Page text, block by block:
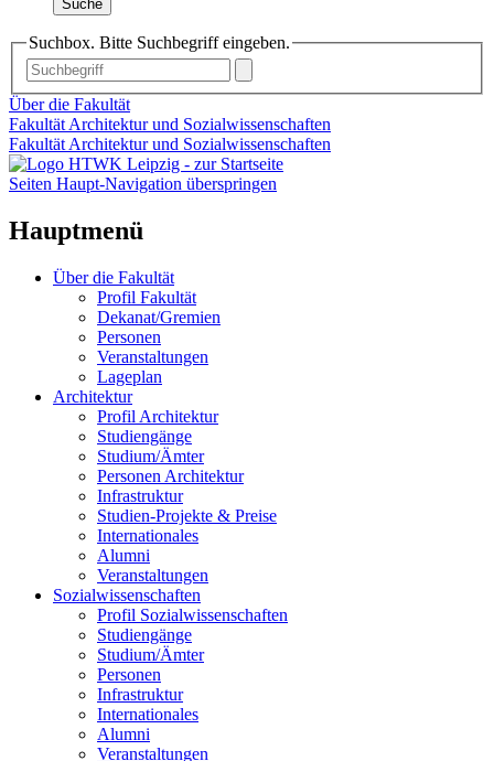
Suche
Suchbox. Bitte Suchbegriff eingeben.
Über die Fakultät
Fakultät Architektur und Sozialwissenschaften
Fakultät Architektur und Sozialwissenschaften
Seiten Haupt-Navigation überspringen
Hauptmenü
Über die Fakultät
Profil Fakultät
Dekanat/Gremien
Personen
Veranstaltungen
Lageplan
Architektur
Profil Architektur
Studiengänge
Studium/Ämter
Personen Architektur
Infrastruktur
Studien-Projekte & Preise
Internationales
Alumni
Veranstaltungen
Sozialwissenschaften
Profil Sozialwissenschaften
Studiengänge
Studium/Ämter
Personen
Infrastruktur
Internationales
Alumni
Veranstaltungen